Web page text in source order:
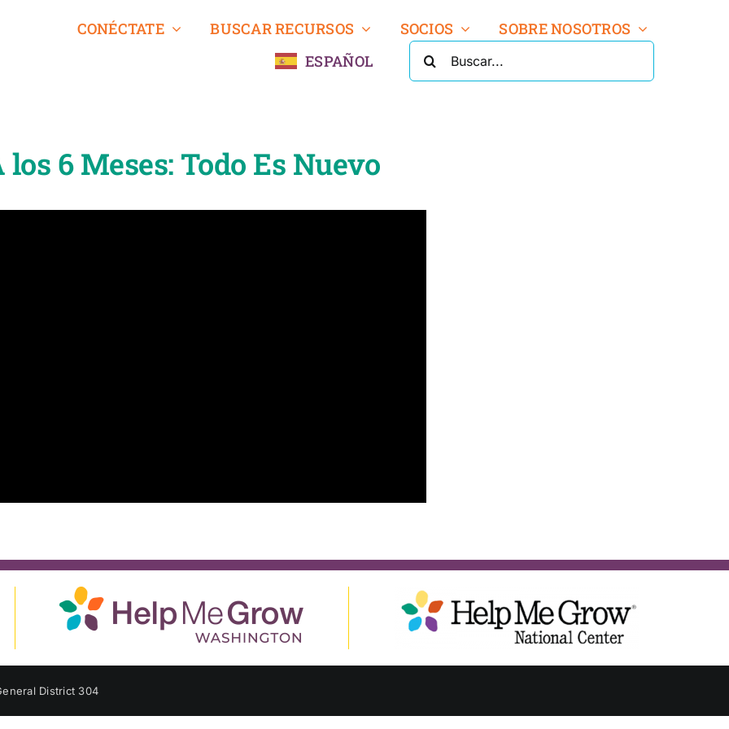
CONÉCTATE BUSCAR RECURSOS SOCIOS
SOBRE NOSOTROS
ESPAÑOL
BUSCA:
los 6 Meses: Todo Es Nuevo
District 304